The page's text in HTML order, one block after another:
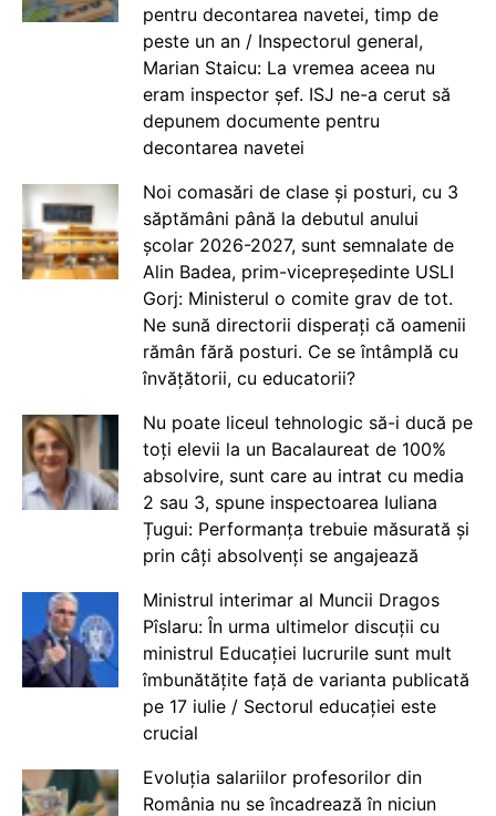
pentru decontarea navetei, timp de
peste un an / Inspectorul general,
Marian Staicu: La vremea aceea nu
eram inspector șef. ISJ ne-a cerut să
depunem documente pentru
decontarea navetei
Noi comasări de clase și posturi, cu 3
săptămâni până la debutul anului
școlar 2026-2027, sunt semnalate de
Alin Badea, prim-vicepreședinte USLI
Gorj: Ministerul o comite grav de tot.
Ne sună directorii disperați că oamenii
rămân fără posturi. Ce se întâmplă cu
învățătorii, cu educatorii?
Nu poate liceul tehnologic să-i ducă pe
toți elevii la un Bacalaureat de 100%
absolvire, sunt care au intrat cu media
2 sau 3, spune inspectoarea Iuliana
Țugui: Performanța trebuie măsurată și
prin câți absolvenți se angajează
Ministrul interimar al Muncii Dragos
Pîslaru: În urma ultimelor discuții cu
ministrul Educației lucrurile sunt mult
îmbunătățite față de varianta publicată
pe 17 iulie / Sectorul educației este
crucial
Evoluția salariilor profesorilor din
România nu se încadrează în niciun